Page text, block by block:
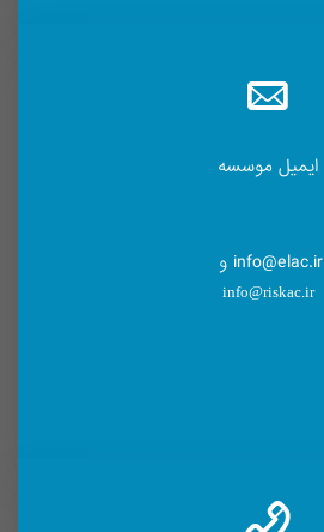
ایمیل موسسه
info@elac.ir و
info@riskac.ir